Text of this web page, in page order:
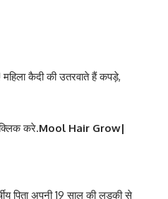
कैदी की उतरवाते हैं कपड़े,
क्लिक करे.Mool Hair Grow|
पिता अपनी 19 साल की लड़की से